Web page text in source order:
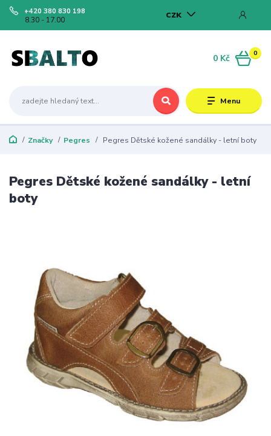
Menu
CZK
+420 380 830 198
8.30 - 17.00
0
0 Kč
Značky Pegres Pegres Dětské kožené sandálky - letní boty
Pegres Dětské kožené sandálky - letní
boty